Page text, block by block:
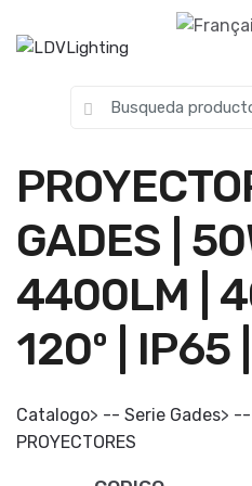
r
c
f
o
r
:
GADES |
4400LM |
120º | IP65
Catalogo> -- Serie Gades> --
PROYECTORES